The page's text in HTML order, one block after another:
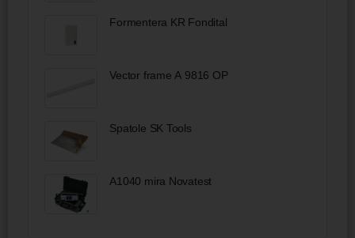
Formentera KR Fondital
Vector frame A 9816 OP
Spatole SK Tools
A1040 mira Novatest